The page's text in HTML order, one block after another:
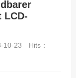
LCD-
10-23
Hits：